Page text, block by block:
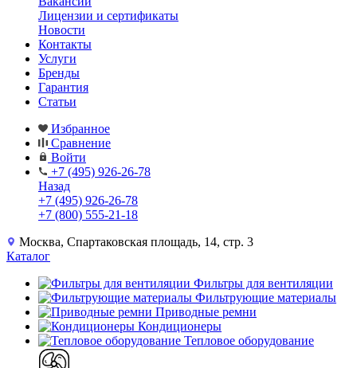
Лицензии и сертификаты
Новости
Контакты
Услуги
Бренды
Гарантия
Статьи
Избранное
Сравнение
Войти
+7 (495) 926-26-78
Назад
+7 (495) 926-26-78
+7 (800) 555-21-18
Москва, Спартаковская площадь, 14, стр. 3
Каталог
Фильтры для вентиляции
Фильтрующие материалы
Приводные ремни
Кондиционеры
Тепловое оборудование